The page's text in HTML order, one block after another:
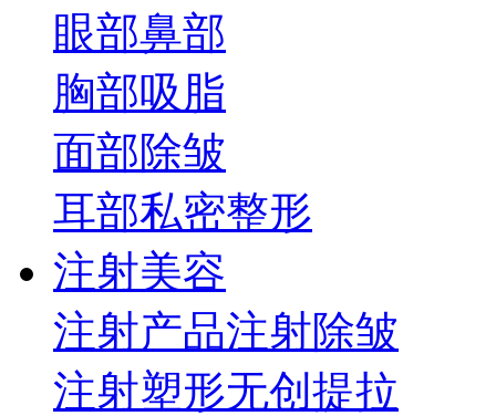
眼部鼻部
胸部吸脂
面部除皱
耳部私密整形
注射美容
注射产品注射除皱
注射塑形无创提拉